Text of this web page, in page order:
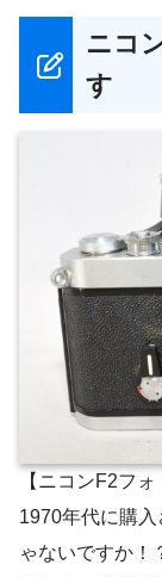
ニコ
す
【ニコンF2フ
1970年代に購
ゃないですか！